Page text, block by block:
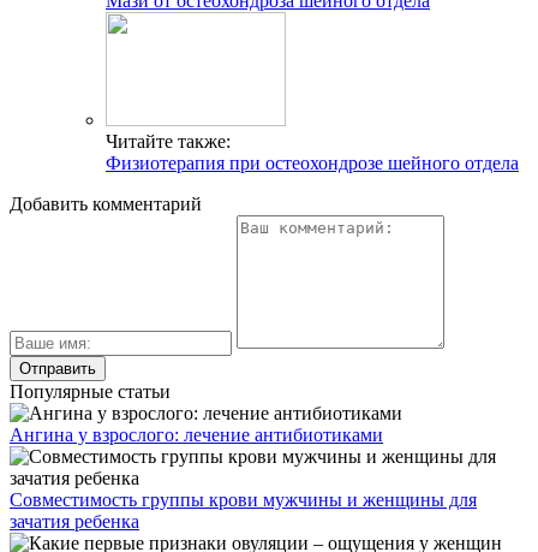
Читайте также:
Физиотерапия при остеохондрозе шейного отдела
Добавить комментарий
Популярные статьи
Ангина у взрослого: лечение антибиотиками
Совместимость группы крови мужчины и женщины для
зачатия ребенка